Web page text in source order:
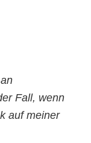
Fall, wenn
auf meiner